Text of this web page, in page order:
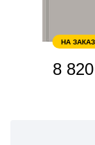
НА ЗАКАЗ
8 820